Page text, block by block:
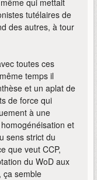
qui mettait
tutélaires de
des autres, à tour
toutes ces
temps il
et un aplat de
de force qui
à une
et
sens strict du
que veut CCP,
du WoD aux
ça semble